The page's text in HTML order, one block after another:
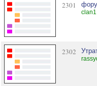
2301
2302